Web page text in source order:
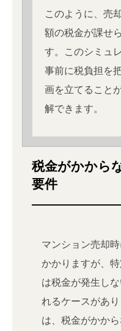
このように、売
額の税金が課せ
す。このシミュ
事前に税負担を
画を立てること
解できます。
税金がかから
要件
マンション売却
かかりますが、
は税金が発生し
れるケースがあ
は、税金がかか